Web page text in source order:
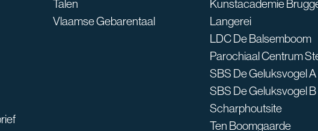
Talen
Vlaamse Gebarentaal
Kunstacademie
Langerei
LDC De Balsemboom
Parochiaal Centrum
SBS De Geluksvogel A
SBS De Geluksvogel B
Scharphoutsite
Ten Boomgaarde